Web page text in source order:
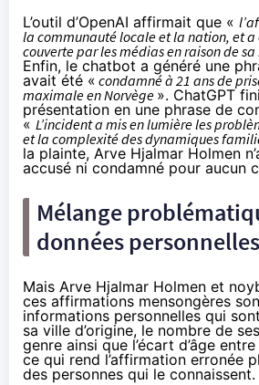
L’outil d’OpenAI affirmait que «
la communauté locale et la nation, et
couverte par les médias en raison de
Enfin, le chatbot a généré une
avait été « condamné à 21 ans de
maximale en Norvège ». ChatGPT
présentation en une phrase de
« L’incident a mis en lumière les
et la complexité des dynamiques
la plainte, Arve Hjalmar Holmen
accusé ni condamné pour aucun
Mélange
données personnelles
Mais Arve Hjalmar Holmen et
ces affirmations mensongères
informations personnelles qui
sa ville d’origine, le nombre de
genre ainsi que l’écart d’âge
ce qui rend l’affirmation erronée
des personnes qui le connaissent.